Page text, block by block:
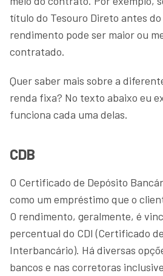
título do Tesouro Direto antes
rendimento pode ser maior ou
contratado.
Quer saber mais sobre a
renda fixa? No texto abaixo eu
funciona cada uma delas.
CDB
O Certificado de Depósito
como um empréstimo que o
O rendimento, geralmente, é
percentual do CDI (Certificado
Interbancário). Há diversas
bancos e nas corretoras